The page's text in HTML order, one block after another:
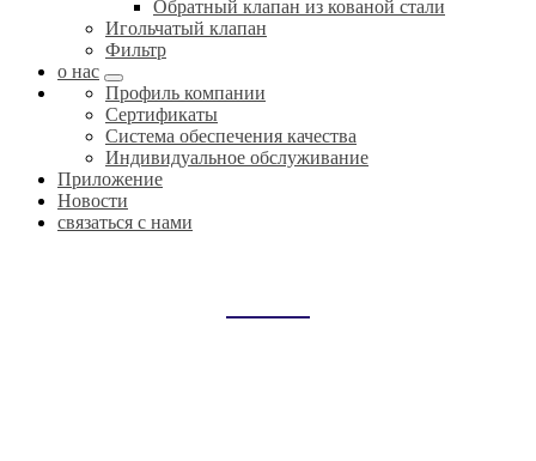
Обратный клапан из кованой стали
Игольчатый клапан
Фильтр
о нас
Профиль компании
Сертификаты
Система обеспечения качества
Индивидуальное обслуживание
Приложение
Новости
связаться с нами